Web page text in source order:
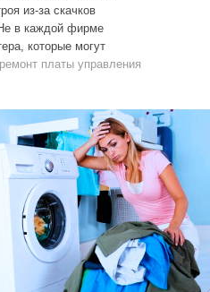
из-за скачков
в каждой фирме
которые могут
ремонт платы управления